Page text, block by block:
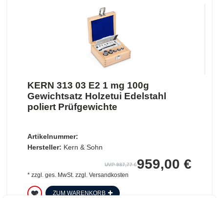
KERN 313 03 E2 1 mg 100g
Gewichtsatz Holzetui Edelstahl
poliert Prüfgewichte
Artikelnummer:
Hersteller: Kern & Sohn
UVP 987,77 €959,00 €
* zzgl. ges. MwSt.zzgl. Versandkosten
ZUM WARENKORB